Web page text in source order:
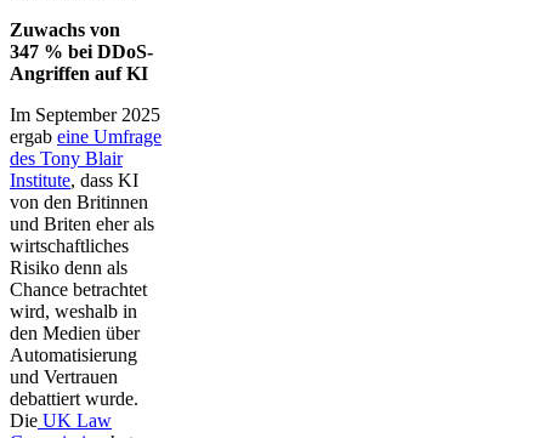
Zuwachs von
347 % bei DDoS-
Angriffen auf KI
Im September 2025
ergab eine Umfrage
des Tony Blair
Institute, dass KI
von den Britinnen
und Briten eher als
wirtschaftliches
Risiko denn als
Chance betrachtet
wird, weshalb in
den Medien über
Automatisierung
und Vertrauen
debattiert wurde.
Die UK Law